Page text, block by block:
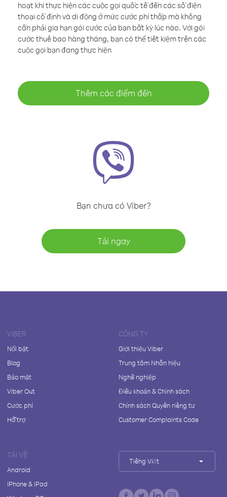
hoạt khi thực hiện các cuộc gọi quốc tế đến các số điện
thoại cố định và di động ở mức cước phí thấp mà không
cần phải gia hạn gói cước của bạn bất kỳ lúc nào. Với gói
cước thuê bao hàng tháng, bạn có thể tiết kiệm trên các
cuộc gọi bạn đang thực hiện
Thêm các điểm đến
Bạn chưa có Viber?
Tải ngay
VIBER
Nổi bật
Blog
Bảo mật
Viber Out
Cước phí
Hỗ trợ
CÔNG TY
Giới thiệu Viber
Trung tâm Nhãn hiệu
Nghề nghiệp
Điều khoản & Chính sách
Chính sách Quyền riêng tư
Customer Complaints Code
TẢI VỀ
Android
iPhone & iPad
Tiếng Việt